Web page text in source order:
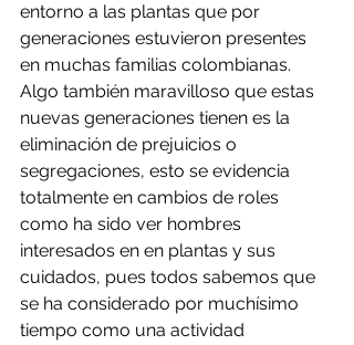
entorno a las plantas que por
generaciones estuvieron presentes
en muchas familias colombianas.
Algo también maravilloso que estas
nuevas generaciones tienen es la
eliminación de prejuicios o
segregaciones, esto se evidencia
totalmente en cambios de roles
como ha sido ver hombres
interesados en en plantas y sus
cuidados, pues todos sabemos que
se ha considerado por muchísimo
tiempo como una actividad